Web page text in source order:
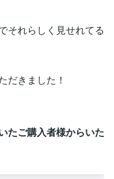
それらしく見せれてる
だきました！
たご購入者様からいた